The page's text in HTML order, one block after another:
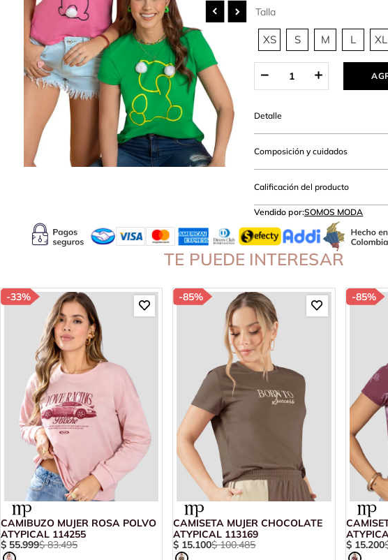
Talla
XS S M L XL
Detalle
Composición y cuidados
Calificación del producto
Vendido por:SOMOS MODA
TE PUEDE INTERESAR
-33%
CAMIBUZO MUJER ROSA POLVO
ATYPICAL 114255
$ 55.999$ 83.495
-85%
CAMISETA MUJER CHOCOLATE
ATYPICAL 113169
$ 15.100$ 100.485
-85%
$ 15.200
10
blanco